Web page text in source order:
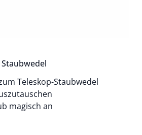
Teleskop-Staubwedel
magisch an